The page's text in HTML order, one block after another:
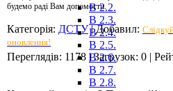
В 2.2.
В 2.3.
В 2.4.
В 2.5.
В 2.6.
В 2.7.
В 2.8.
будемо раді Вам допомогти.
Категорія: ДСТУ|Добавил:
оновлення!
Переглядів: 1178 |Загрузок: 0 |